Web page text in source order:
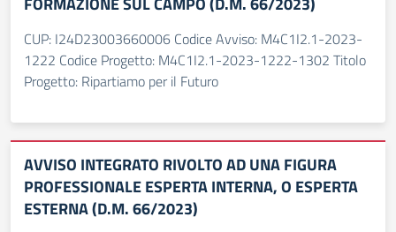
CUP: I24D23003660006 Codice Avviso: M4C1I2.1-2023-
1222 Codice Progetto: M4C1I2.1-2023-1222-1302 Titolo
Progetto: Ripartiamo per il Futuro
AVVISO INTEGRATO RIVOLTO AD UNA FIGURA
PROFESSIONALE ESPERTA INTERNA, O ESPERTA
ESTERNA (D.M. 66/2023)